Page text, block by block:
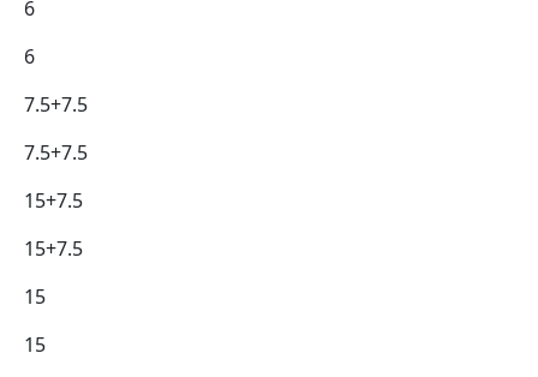
6
6
7.5+7.5
7.5+7.5
15+7.5
15+7.5
15
15